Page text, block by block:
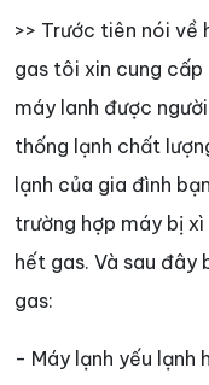
>> Trước tiên nói về
gas tôi xin cung
máy lanh được
thống lạnh chất
lạnh của gia đình
trường hợp máy bị
hết gas. Và sau đây
gas:
- Máy lạnh yếu lạnh